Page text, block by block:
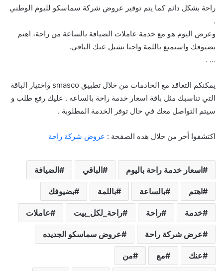
راحة بشكل دائم كما يتم توفير عروض شركة سماسكو لليوم الوطني
.
وعرض اليوم هو مع خدمة عاملات الضيافة بالساعة من راحة، اهتم
بضيوفك واستمتع باللمة واحنا نشيل عنك الباقي.
… .
يمكنكم التعاقد مع الخادمات من خلال تطبيق smasco واختيار الباقة
التي تناسبك مثل باقة اسعار خدمة راحة بالساعه . عليك رفع طلب و
سيتم التواصل معك في حال توفر الخدمة المطلوبة .
اكتشفوا أخر من خلال هده الصفحة : عروض شركة راحة
اسعار خدمة راحة باليوم الباقي الضيافة
اهتم بالساعة باللمة بضيوفك
خدمة راحة راحة_لكل_بيت عاملات
عرض شركة راحة عروض سماسكو الجديده
عنك مع من